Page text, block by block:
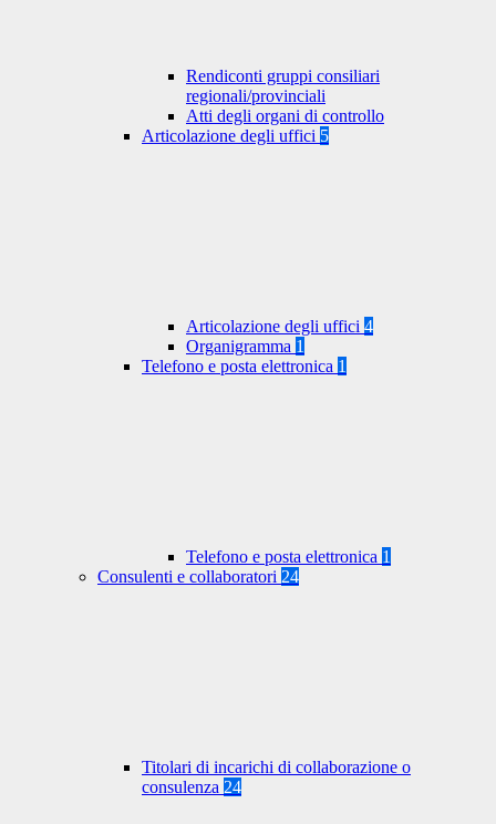
Rendiconti gruppi consiliari
regionali/provinciali
Atti degli organi di controllo
Articolazione degli uffici 5
Articolazione degli uffici 4
Organigramma 1
Telefono e posta elettronica 1
Telefono e posta elettronica 1
Consulenti e collaboratori 24
Titolari di incarichi di collaborazione o
consulenza 24